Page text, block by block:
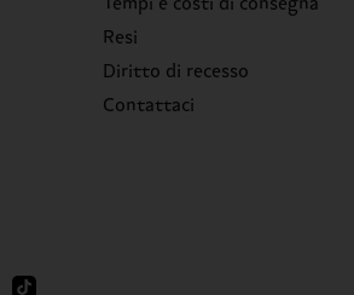
Tempi e costi di consegna
Resi
Diritto di recesso
Contattaci